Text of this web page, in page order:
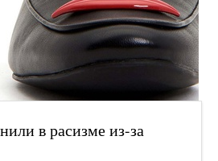
в расизме из-за